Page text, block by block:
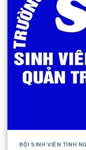
ĐỘI SINH VIÊN TÌNH